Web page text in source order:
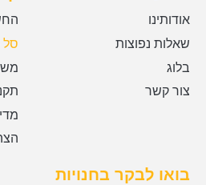
אודותינו
שאלות נפוצות
בלוג
צור קשר
סל
בואו לבקר בחנויות